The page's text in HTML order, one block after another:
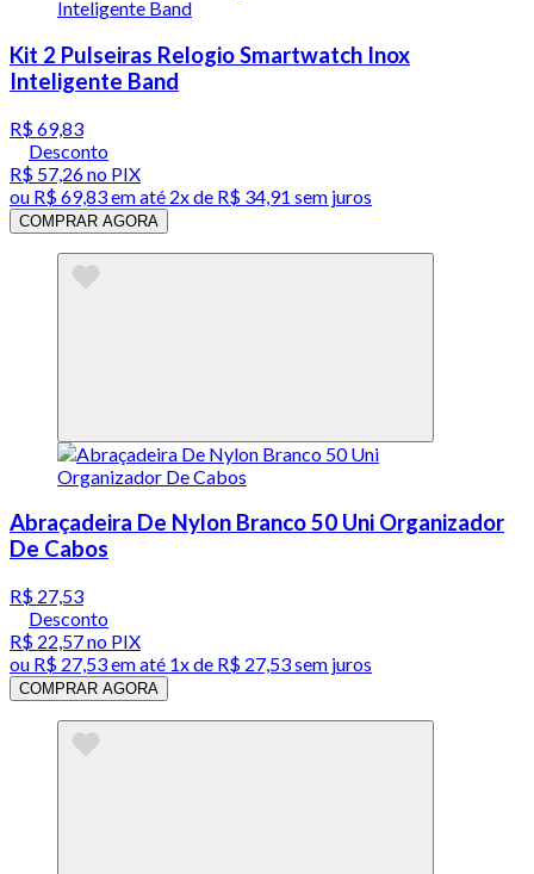
Kit 2 Pulseiras Relogio Smartwatch Inox
Inteligente Band
R$ 69,83
Desconto
R$ 57,26no PIX
ou R$ 69,83em até 2x de R$ 34,91 sem juros
COMPRAR AGORA
Abraçadeira De Nylon Branco 50 Uni Organizador
De Cabos
R$ 27,53
Desconto
R$ 22,57no PIX
ou R$ 27,53em até 1x de R$ 27,53sem juros
COMPRAR AGORA